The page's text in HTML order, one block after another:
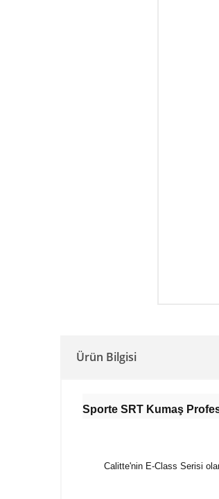
Ürün Bilgisi
Sporte SRT Kumaş
Calitte'nin E-Class Serisi